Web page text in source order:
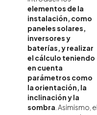
elementos de la
instalación, como
paneles solares,
inversores y
baterías, y realizar
el cálculo teniendo
en cuenta
parámetros como
la orientación, la
inclinación y la
sombra . Asimismo, el